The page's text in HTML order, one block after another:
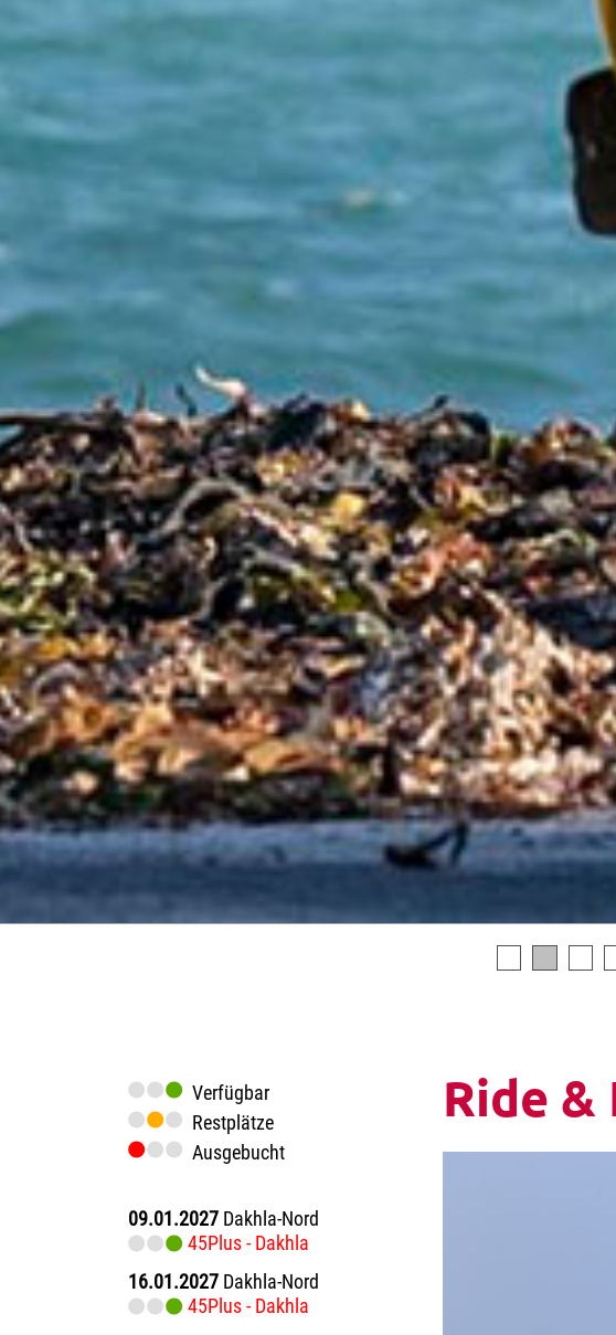
Verfügbar
Restplätze
Ausgebucht
09.01.2027 Dakhla-Nord
45Plus - Dakhla
16.01.2027 Dakhla-Nord
45Plus - Dakhla
Ride &